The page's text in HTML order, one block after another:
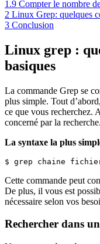
1.9 Compter le nombre
2 Linux Grep: quelques
3 Conclusion
Linux grep :
basiques
La commande Grep se
plus simple. Tout
ce que vous recherchez.
concerné par la recherche.
La syntaxe la plus
$ grep chaine
Cette commande peut
De plus, il vous est
nécessaire selon vos
Rechercher dans